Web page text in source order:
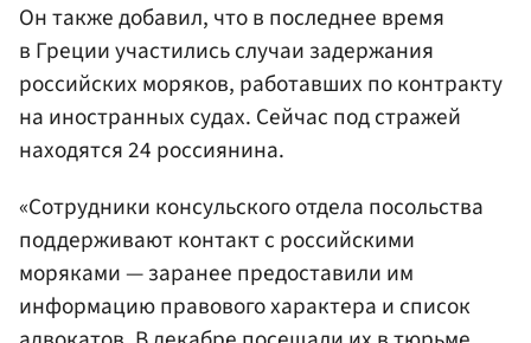
Он также добавил, что в последнее время
в Греции участились случаи задержания
российских моряков, работавших по контракту
на иностранных судах. Сейчас под стражей
находятся 24 россиянина.
«Сотрудники консульского отдела посольства
поддерживают контакт с российскими
моряками — заранее предоставили им
информацию правового характера и список